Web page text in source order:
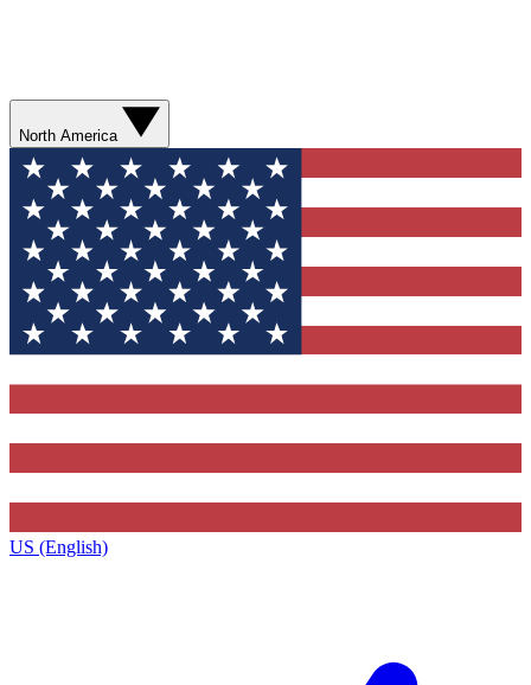
North America
US (English)